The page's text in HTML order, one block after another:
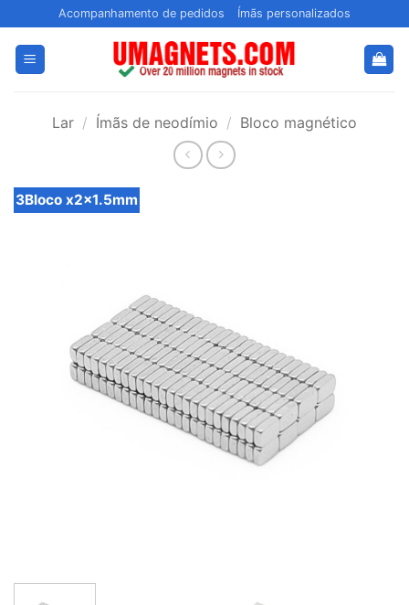
para
conteúdo
Acompanhamento de pedidos Ímãs personalizados
Lar / Ímãs de neodímio / Bloco magnético
3Bloco x2x1.5mm